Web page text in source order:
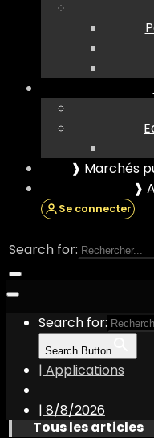
❱ Marchés
❱
Se connecter
Search for:
Search for:
Search Button
| Applications
| 8/8/2026
Tous les articles